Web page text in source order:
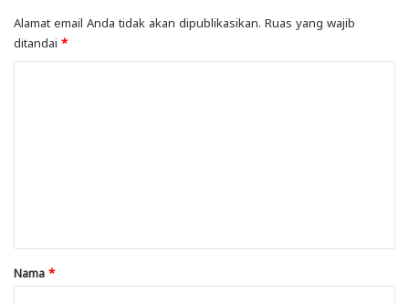
Alamat email Anda tidak akan dipublikasikan. Ruas yang wajib
ditandai *
rNama *